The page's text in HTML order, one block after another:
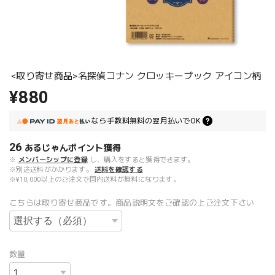
<取り寄せ商品>名探偵コナン クロッキーブック アイコン柄
¥880
なら 手数料無料の翌月払いでOK
26 あるじゃんポイント獲得
※ メンバーシップに登録 し、購入をすると獲得できます。
※別途送料がかかります。
送料を確認する
※¥10,000以上のご注文で国内送料が無料になります。
こちらは取り寄せ商品です。商品説明文をご確認の上ご注文下さい
数量